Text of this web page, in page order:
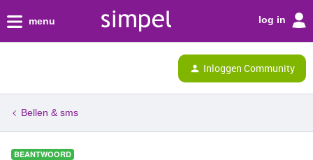
menu log in
Inloggen Community
Bellen & sms
BEANTWOORD